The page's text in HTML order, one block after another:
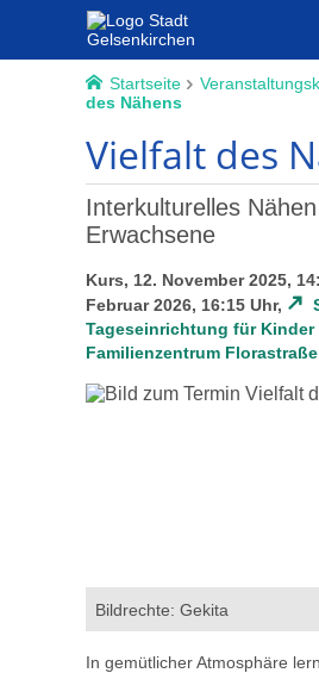
Startseite
des Nähens
Vielfalt des
Interkulturelles
Erwachsene
Kurs, 12. November 2025,
Februar 2026, 16:15 Uhr,
Tageseinrichtung für Kinder
Familienzentrum Florastraße
Bildrechte: Gekita
In gemütlicher Atmosphäre